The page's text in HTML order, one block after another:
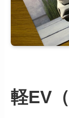
軽EV